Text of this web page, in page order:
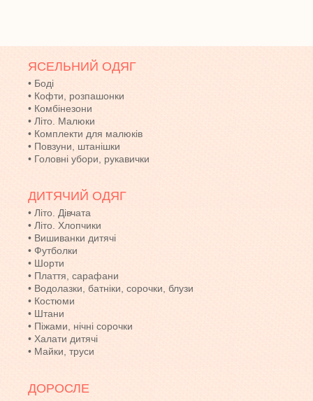
ЯСЕЛЬНИЙ ОДЯГ
• Боді
• Кофти, розпашонки
• Комбінезони
• Літо. Малюки
• Комплекти для малюків
• Повзуни, штанішки
• Головні убори, рукавички
ДИТЯЧИЙ ОДЯГ
• Літо. Дівчата
• Літо. Хлопчики
• Вишиванки дитячі
• Футболки
• Шорти
• Плаття, сарафани
• Водолазки, батніки, сорочки, блузи
• Костюми
• Штани
• Піжами, нічні сорочки
• Халати дитячі
• Майки, труси
ДОРОСЛЕ